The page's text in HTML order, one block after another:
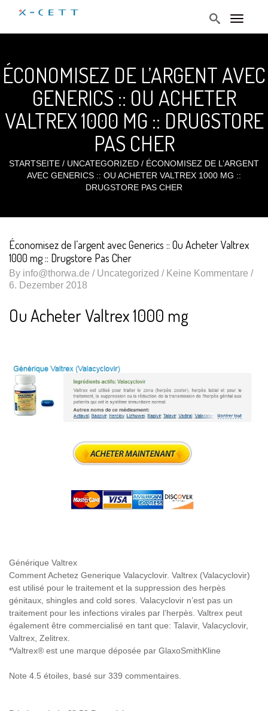
T
n
a
g
a
n
ÉCONOMISEZ DE L’ARGENT AVEC
GENERICS :: OU ACHETER
VALTREX 1000 MG :: DRUGSTORE
PAS CHER
STARTSEITE / UNCATEGORIZED / ÉCONOMISEZ DE L’ARGENT
AVEC GENERICS :: OU ACHETER VALTREX 1000 MG ::
DRUGSTORE PAS CHER
Économisez de l’argent avec Generics :: Ou Acheter Valtrex
1000 mg :: Drugstore Pas Cher
By info@thorwa.de / Uncategorized / Keine Kommentare /
6. Dezember 2018
Ou Acheter Valtrex 1000 mg
Générique Valtrex
Comment Achetez Generique Valacyclovir. Valtrex (Valacyclovir)
est utilisé pour le traitement et la suppression des herpès
génitaux, shingles and cold sores. Valacyclovir n’est pas un
traitement pour les infections virales par l’herpès. Valtrex peut
également être commercialisé en tant que: Talavir, Valacyclovir,
Valtrex, Zelitrex.
*Valtrex® est une marque déposée par GlaxoSmithKline
Note 4.5 étoiles, basé sur 339 commentaires.